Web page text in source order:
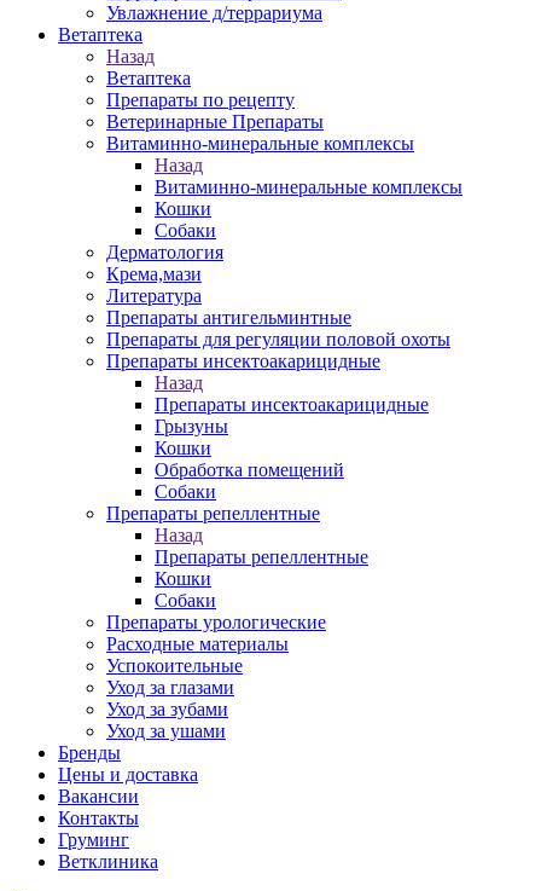
Увлажнение д/террариума
Ветаптека
Назад
Ветаптека
Препараты по рецепту
Ветеринарные Препараты
Витаминно-минеральные комплексы
Назад
Витаминно-минеральные комплексы
Кошки
Собаки
Дерматология
Крема,мази
Литература
Препараты антигельминтные
Препараты для регуляции половой охоты
Препараты инсектоакарицидные
Назад
Препараты инсектоакарицидные
Грызуны
Кошки
Обработка помещений
Собаки
Препараты репеллентные
Назад
Препараты репеллентные
Кошки
Собаки
Препараты урологические
Расходные материалы
Успокоительные
Уход за глазами
Уход за зубами
Уход за ушами
Бренды
Цены и доставка
Вакансии
Контакты
Груминг
Ветклиника